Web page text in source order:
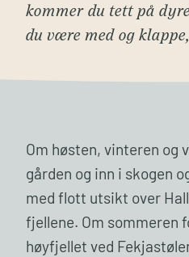
kommer du tett på
du være med og
Om høsten, vinteren og
gården og inn i skogen
med flott utsikt over
fjellene. Om sommeren
høyfjellet ved